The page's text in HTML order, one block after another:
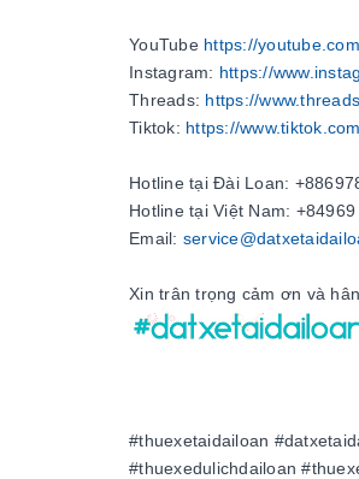
YouTube https://
Instagram: https://
Threads: https://
Tiktok: https://
Hotline tại Đài Loan:
Hotline tại Việt Nam:
Email:
Xin trân trọng cảm ơn và
#thuexetaidailoan
#thuexedulichdailoan